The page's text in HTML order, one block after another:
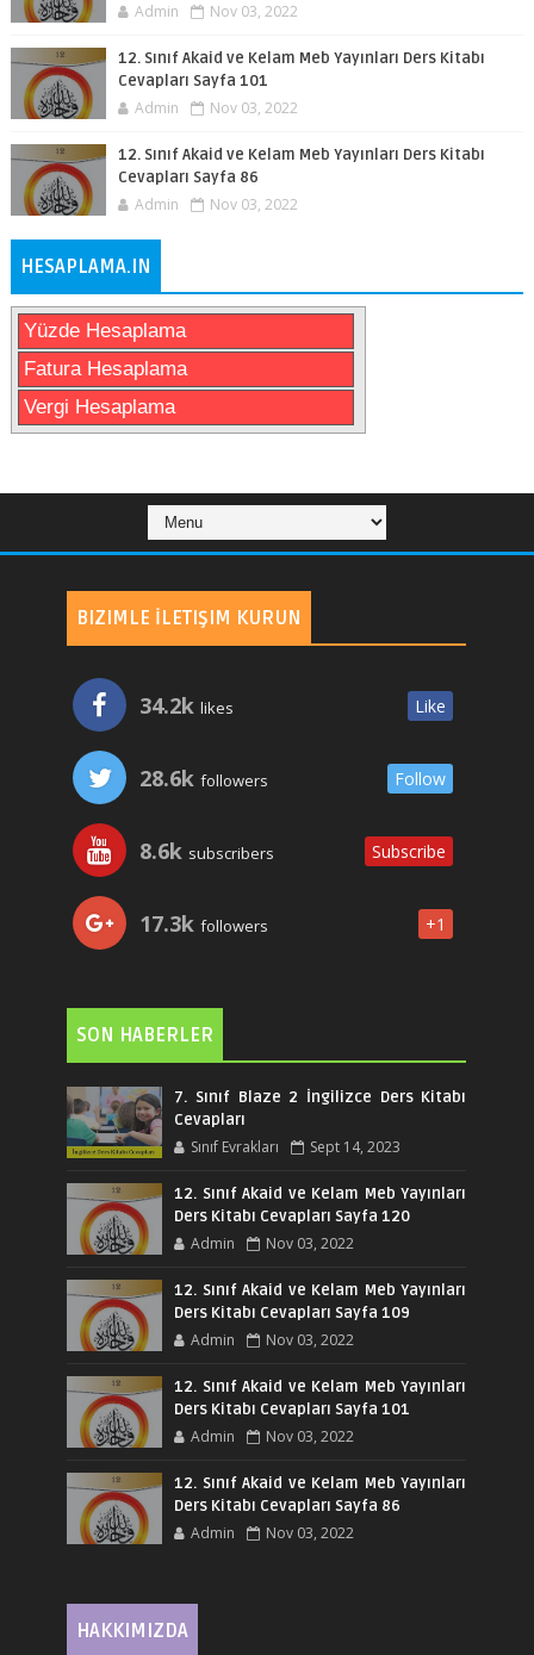
Admin Nov 03, 2022
12. Sınıf Akaid ve Kelam Meb Yayınları Ders Kitabı
Cevapları Sayfa 101
Admin Nov 03, 2022
12. Sınıf Akaid ve Kelam Meb Yayınları Ders Kitabı
Cevapları Sayfa 86
Admin Nov 03, 2022
HESAPLAMA.IN
Yüzde Hesaplama
Fatura Hesaplama
Vergi Hesaplama
BIZIMLE İLETIŞIM KURUN
34.2k likes Like
28.6k followers Follow
8.6k subscribers Subscribe
17.3k followers +1
SON HABERLER
7. Sınıf Blaze 2 İngilizce Ders Kitabı
Cevapları
Sınıf Evrakları Sept 14, 2023
12. Sınıf Akaid ve Kelam Meb Yayınları
Ders Kitabı Cevapları Sayfa 120
Admin Nov 03, 2022
12. Sınıf Akaid ve Kelam Meb Yayınları
Ders Kitabı Cevapları Sayfa 109
Admin Nov 03, 2022
12. Sınıf Akaid ve Kelam Meb Yayınları
Ders Kitabı Cevapları Sayfa 101
Admin Nov 03, 2022
12. Sınıf Akaid ve Kelam Meb Yayınları
Ders Kitabı Cevapları Sayfa 86
Admin Nov 03, 2022
HAKKIMIZDA